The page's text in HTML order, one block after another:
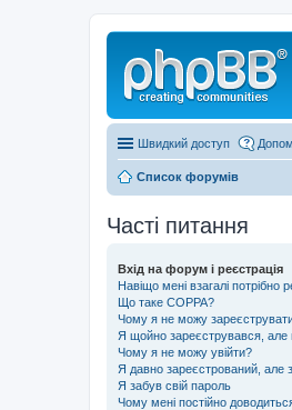
Швидкий доступ
Список форумів
Часті питання
Вхід на форум і реєстрація
Навіщо мені взагалі потрібно
Що таке COPPA?
Чому я не можу
Я щойно зареєструвався,
Чому я не можу увійти?
Я давно зареєстрований, але
Я забув свій пароль
Чому мені постійно